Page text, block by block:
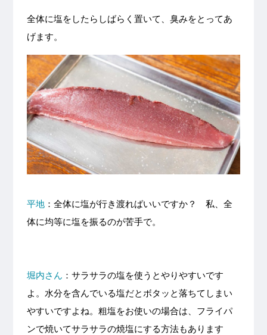
全体に塩をしたらしばらく置いて、臭みをとってあ
げます。
平地：全体に塩が行き渡ればいいですか？ 私、全
体に均等に塩を振るのが苦手で。
堀内さん ：サラサラの塩を使うとやりやすいです
よ。水分を含んでいる塩だとボタッと落ちてしまい
やすいですよね。粗塩をお使いの場合は、フライパ
ンで焼いてサラサラの焼塩にする方法もあります